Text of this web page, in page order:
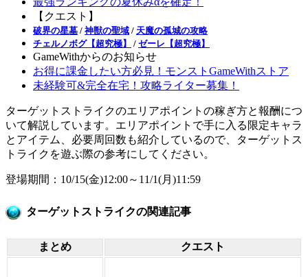
【クエスト】
破界の星墓 / 神獣の聖域 / 天魔の孤城の攻略
チェルノボグ【超究極】
/ ゼーレ【超究極】
GameWithからのお知らせ
お得に課金したい方必見！モンストGameWithストア
未経験可&完全在宅！攻略ライター募集！
ターゲットストライクのエリアポイントの稼ぎ方と報酬につ
いて解説しています。エリアポイントで手に入る限定キャラ
とアイテム、必要周回数も紹介しているので、ターゲットス
トライクを遊ぶ際の参考にしてください。
登場期間：10/15(金)12:00～11/1(月)11:59
ターゲットストライクの関連記事
まとめ クエスト